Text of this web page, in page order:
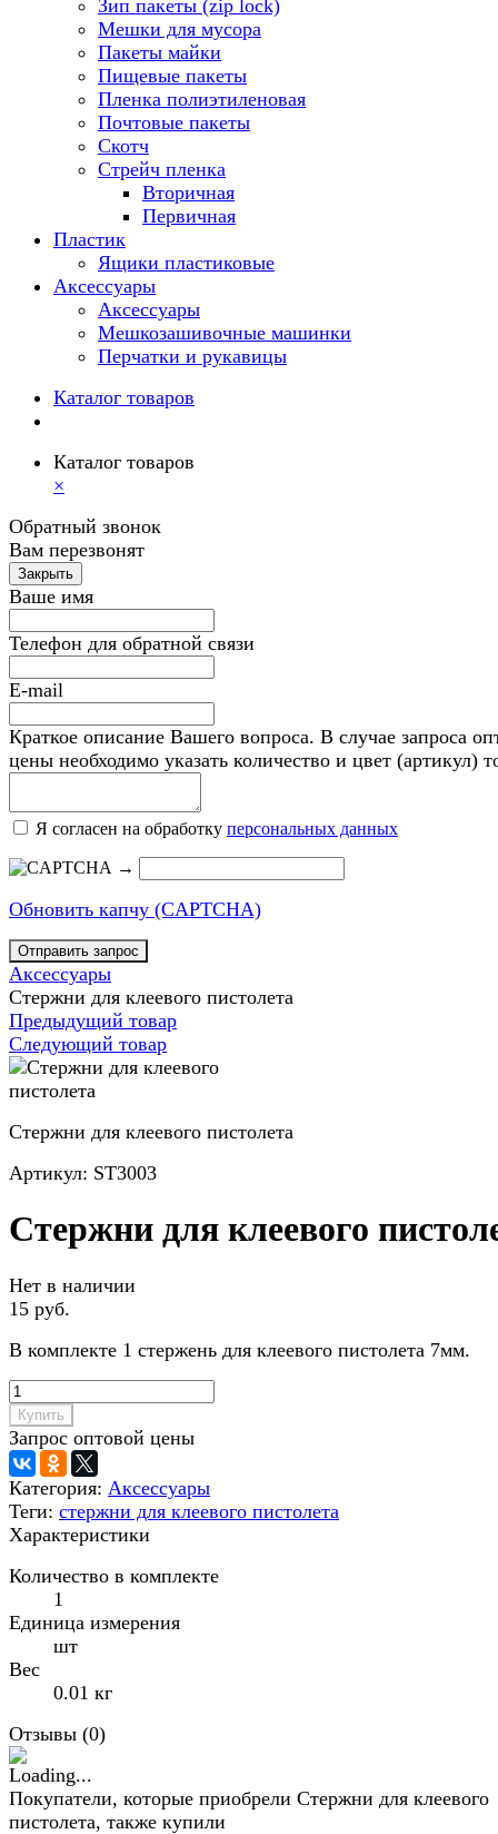
Зип пакеты (zip lock)
Мешки для мусора
Пакеты майки
Пищевые пакеты
Пленка полиэтиленовая
Почтовые пакеты
Скотч
Стрейч пленка
Вторичная
Первичная
Пластик
Ящики пластиковые
Аксессуары
Аксессуары
Мешкозашивочные машинки
Перчатки и рукавицы
Каталог товаров
Каталог товаров
×
Обратный звонок
Вам перезвонят
Ваше имя
Телефон для обратной связи
E-mail
Краткое описание Вашего вопроса. В случае запроса
цены необходимо указать количество и цвет (артикул)
Я согласен на обработку персональных данных
→
Обновить капчу (CAPTCHA)
Аксессуары
Стержни для клеевого пистолета
Предыдущий товар
Следующий товар
Стержни для клеевого пистолета
Артикул: ST3003
Стержни для клеевого
Нет в наличии
15 руб.
В комплекте 1 стержень для клеевого пистолета 7мм.
Купить
Запрос оптовой цены
Категория: Аксессуары
Теги: стержни для клеевого пистолета
Характеристики
Количество в комплекте
1
Единица измерения
шт
Вес
0.01 кг
Отзывы (0)
Покупатели, которые приобрели Стержни для клеевого
пистолета, также купили